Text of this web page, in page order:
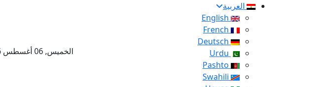
العربية
الخميس, 06 أغسطس 2026 – 23 صفر 1448 هـ